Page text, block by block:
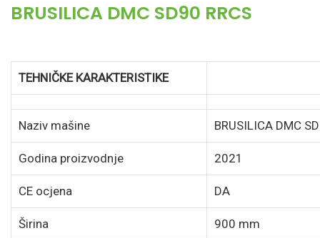
BRUSILICA DMC SD90 RRCS
TEHNIČKE KARAKTERISTIKE
Naziv mašine BRUSILICA DMC
Godina proizvodnje 2021
CE ocjena DA
Širina 900 mm